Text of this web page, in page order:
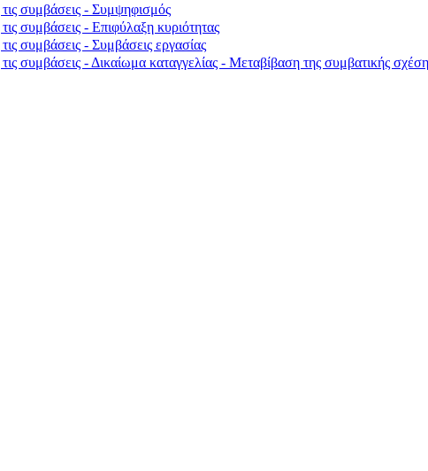
συμβάσεις - Συμψηφισμός
συμβάσεις - Επιφύλαξη κυριότητας
συμβάσεις - Συμβάσεις εργασίας
συμβάσεις - Δικαίωμα καταγγελίας - Μεταβίβαση της συμβατικής